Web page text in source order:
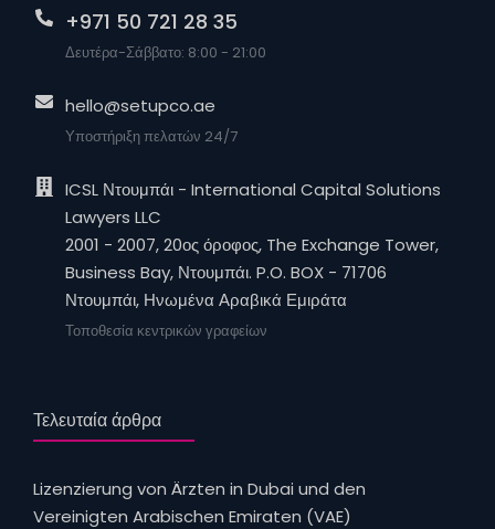
+971 50 721 28 35
Δευτέρα-Σάββατο: 8:00 - 21:00
hello@setupco.ae
Υποστήριξη πελατών 24/7
ICSL Ντουμπάι - International Capital Solutions
Lawyers LLC
2001 - 2007, 20ος όροφος, The Exchange Tower,
Business Bay, Ντουμπάι. P.O. BOX - 71706
Ντουμπάι, Ηνωμένα Αραβικά Εμιράτα
Τοποθεσία κεντρικών γραφείων
Τελευταία άρθρα
Lizenzierung von Ärzten in Dubai und den
Vereinigten Arabischen Emiraten (VAE)